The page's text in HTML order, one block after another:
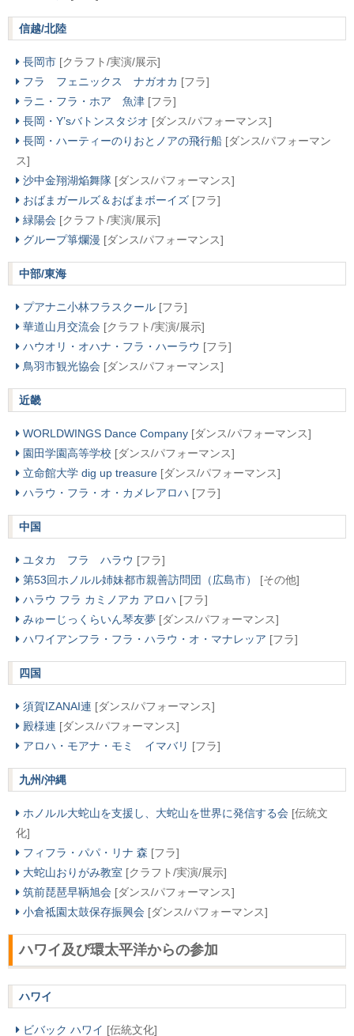
信越/北陸
長岡市 [クラフト/実演/展示]
フラ フェニックス ナガオカ [フラ]
ラニ・フラ・ホア 魚津 [フラ]
長岡・Y’sバトンスタジオ [ダンス/パフォーマンス]
長岡・ハーティーのりおとノアの飛行船 [ダンス/パフォーマン
ス]
沙中金翔湖焔舞隊 [ダンス/パフォーマンス]
おばまガールズ＆おばまボーイズ [フラ]
緑陽会 [クラフト/実演/展示]
グループ箏爛漫 [ダンス/パフォーマンス]
中部/東海
プアナニ小林フラスクール [フラ]
華道山月交流会 [クラフト/実演/展示]
ハウオリ・オハナ・フラ・ハーラウ [フラ]
鳥羽市観光協会 [ダンス/パフォーマンス]
近畿
WORLDWINGS Dance Company [ダンス/パフォーマンス]
園田学園高等学校 [ダンス/パフォーマンス]
立命館大学 dig up treasure [ダンス/パフォーマンス]
ハラウ・フラ・オ・カメレアロハ [フラ]
中国
ユタカ フラ ハラウ [フラ]
第53回ホノルル姉妹都市親善訪問団（広島市） [その他]
ハラウ フラ カミノアカ アロハ [フラ]
みゅーじっくらいん琴友夢 [ダンス/パフォーマンス]
ハワイアンフラ・フラ・ハラウ・オ・マナレッア [フラ]
四国
須賀IZANAI連 [ダンス/パフォーマンス]
殿様連 [ダンス/パフォーマンス]
アロハ・モアナ・モミ イマバリ [フラ]
九州/沖縄
ホノルル大蛇山を支援し、大蛇山を世界に発信する会 [伝統文
化]
フィフラ・パパ・リナ 森 [フラ]
大蛇山おりがみ教室 [クラフト/実演/展示]
筑前琵琶早鞆旭会 [ダンス/パフォーマンス]
小倉祗園太鼓保存振興会 [ダンス/パフォーマンス]
ハワイ及び環太平洋からの参加
ハワイ
ビバック ハワイ [伝統文化]